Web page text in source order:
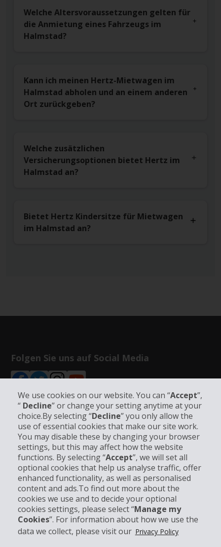
We use cookies on our website. You can “Accept”,
“ Decline” or change your setting anytime at your
choice.By selecting “Decline” you only allow the
use of essential cookies that make our site work.
You may disable these by changing your browser
settings, but this may affect how the website
functions. By selecting “Accept”, we will set all
optional cookies that help us analyse traffic, offer
enhanced functionality, as well as personalised
content and ads.To find out more about the
cookies we use and to decide your optional
cookies settings, please select “Manage my
Cookies”. For information about how we use the
data we collect, please visit our Privacy Policy
Welche Altersvoraussetzungen gelten für
die Anmietung eines Fahrzeugs im
Halmstad?
Kann ich meinen Hertz-Mietwagen im
Halmstad abholen und an einem anderen
Ort zurückgeben?
Welche zusätzlichen
Versicherungsoptionen bietet Hertz im
Halmstad an?
Bietet Hertz Kindersitze für Mietwagen
im Halmstad an?
Folgen Sie uns auf Social Media
Unternehmensinformation
Partner
Kundenservice
Mieten bei Hertz